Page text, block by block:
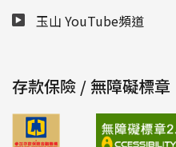
玉山 YouTube頻道
存款保險 / 無障礙標章